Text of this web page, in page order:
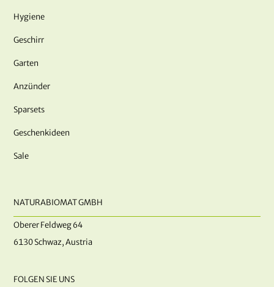
Hygiene
Geschirr
Garten
Anzünder
Sparsets
Geschenkideen
Sale
NATURABIOMAT GMBH
Oberer Feldweg 64
6130 Schwaz, Austria
FOLGEN SIE UNS